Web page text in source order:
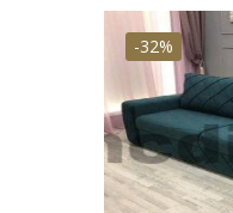
edilmişdir.
Digər
seçilir.
yönlü seçim
Bu klassik
-32%